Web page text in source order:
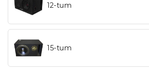
12-tum
15-tum